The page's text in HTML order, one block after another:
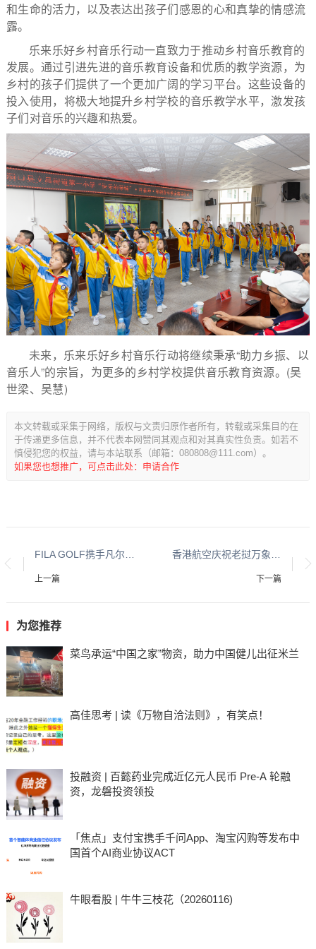
和生命的活力，以及表达出孩子们感恩的心和真挚的情感流
露。
乐来乐好乡村音乐行动一直致力于推动乡村音乐教育的
发展。通过引进先进的音乐教育设备和优质的教学资源，为
乡村的孩子们提供了一个更加广阔的学习平台。这些设备的
投入使用，将极大地提升乡村学校的音乐教学水平，激发孩
子们对音乐的兴趣和热爱。
未来，乐来乐好乡村音乐行动将继续秉承“助力乡振、以
音乐人”的宗旨，为更多的乡村学校提供音乐教育资源。(吴
世梁、吴慧)
本文转载或采集于网络，版权与文责归原作者所有，转载或采集目的在
于传递更多信息，并不代表本网赞同其观点和对其真实性负责。如若不
慎侵犯您的权益，请与本站联系（邮箱：080808@111.com）。
如果您也想推广，可点击此处：申请合作
FILA GOLF携手凡尔赛宫馆藏，高球圈首个古堡大秀耀眼启幕
上一篇
香港航空庆祝老挝万象航线启航
下一篇
为您推荐
菜鸟承运“中国之家”物资，助力中国健儿出征米兰
高佳思考 | 读《万物自洽法则》，有笑点！
投融资 | 百懿药业完成近亿元人民币 Pre-A 轮融
资，龙磐投资领投
「焦点」支付宝携手千问App、淘宝闪购等发布中
国首个AI商业协议ACT
牛眼看股 | 牛牛三枝花（20260116)